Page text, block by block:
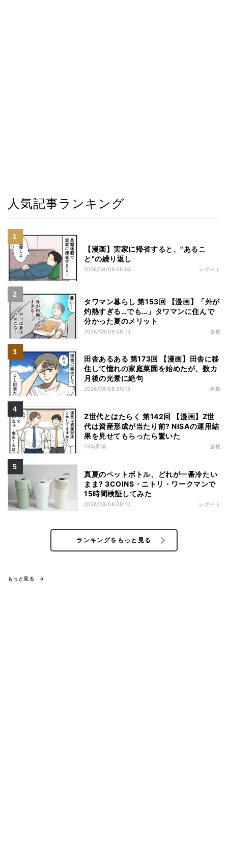
人気記事ランキング
【漫画】実家に帰省すると、"あるこ
と"の繰り返し
2026/08/09 08:03 レポート
タワマン暮らし 第153回 【漫画】「外が
灼熱すぎる…でも…」タワマンに住んで
分かった夏のメリット
2026/08/09 08:15 連載
田舎あるある 第173回 【漫画】田舎に移
住して憧れの家庭菜園を始めたが、数カ
月後の光景に絶句
2026/08/08 20:15 連載
Z世代とはたらく 第142回 【漫画】Z世
代は資産形成が当たり前? NISAの運用結
果を見せてもらったら驚いた
23時間前 連載
真夏のペットボトル、どれが一番冷たい
まま? 3COINS・ニトリ・ワークマンで
15時間検証してみた
2026/08/08 09:10 レポート
ランキングをもっと見る
もっと見る